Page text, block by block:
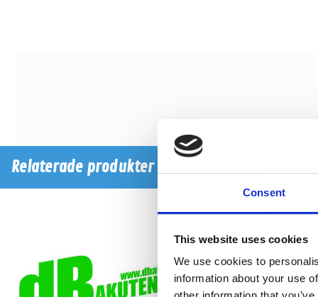
Consent
This website uses cookies
We use cookies to
information about your use
Relaterade produkter